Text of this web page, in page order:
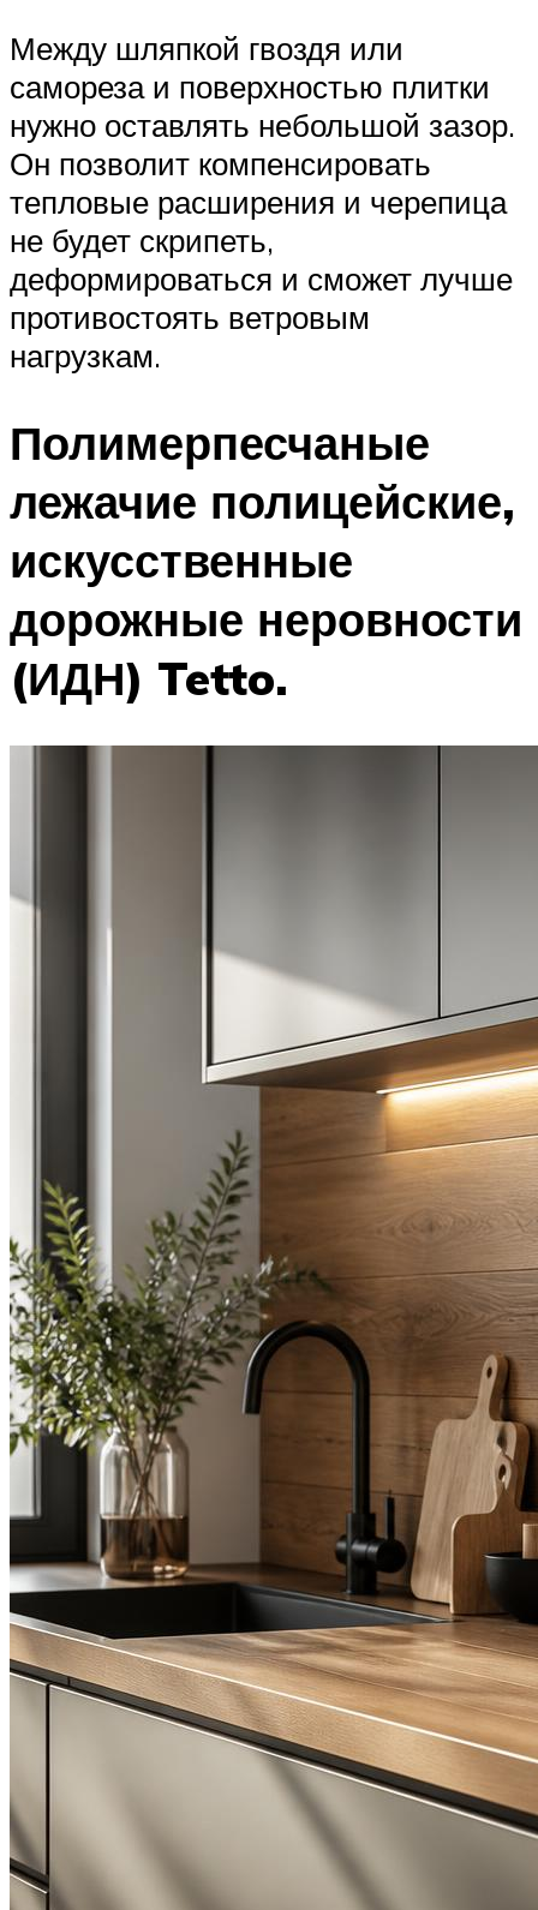
Между шляпкой гвоздя или
самореза и поверхностью плитки
нужно оставлять небольшой зазор.
Он позволит компенсировать
тепловые расширения и черепица
не будет скрипеть,
деформироваться и сможет лучше
противостоять ветровым
нагрузкам.
Полимерпесчаные
лежачие полицейские,
искусственные
дорожные неровности
(ИДН) Tetto.